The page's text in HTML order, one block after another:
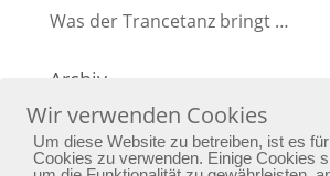
Was der Trancetanz bringt …
Archiv
Archiv
Wir verwenden Cookies
Um diese Website zu betreiben, ist es
Cookies zu verwenden. Einige Cookies